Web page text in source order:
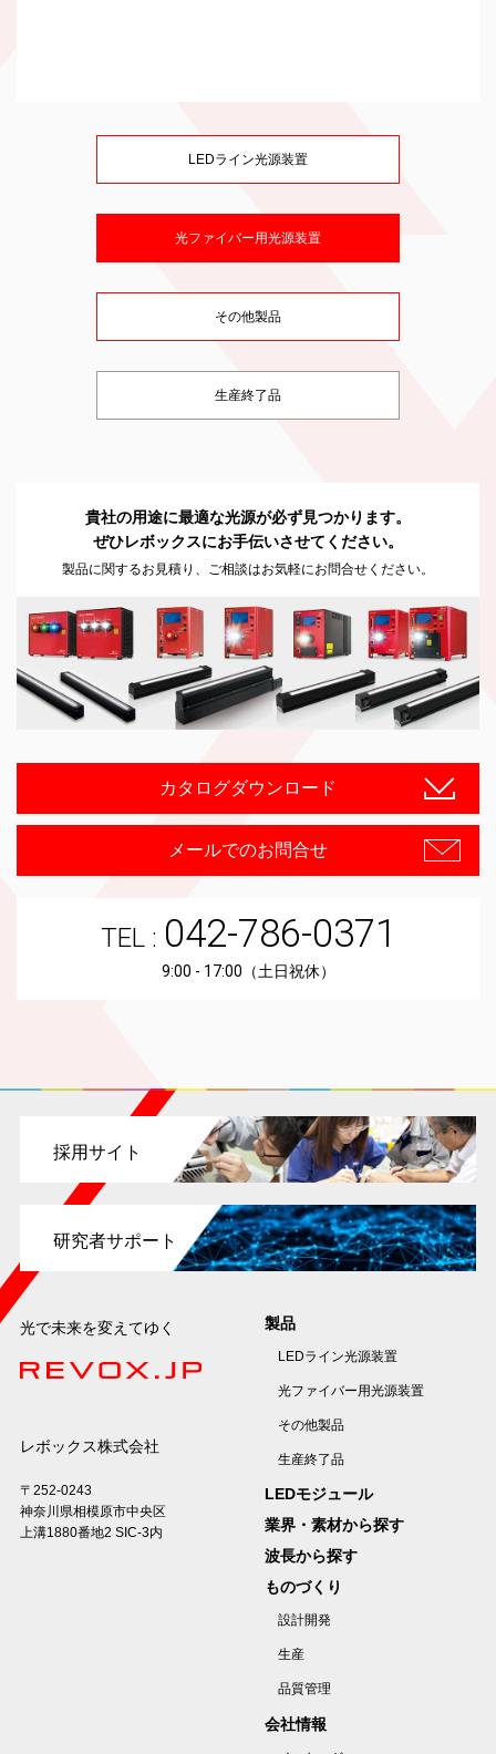
LEDライン光源装置
光ファイバー用光源装置
その他製品
生産終了品
貴社の用途に最適な光源が必ず見つかります。
ぜひレボックスにお手伝いさせてください。
製品に関するお見積り、ご相談はお気軽にお問合せください。
カタログダウンロード
メールでのお問合せ
TEL : 042-786-0371
9:00 - 17:00（土日祝休）
採用サイト
研究者サポート
光で未来を変えてゆく
レボックス株式会社
〒252-0243
神奈川県相模原市中央区
上溝1880番地2 SIC-3内
製品
LEDライン光源装置
光ファイバー用光源装置
その他製品
生産終了品
LEDモジュール
業界・素材から探す
波長から探す
ものづくり
設計開発
生産
品質管理
会社情報